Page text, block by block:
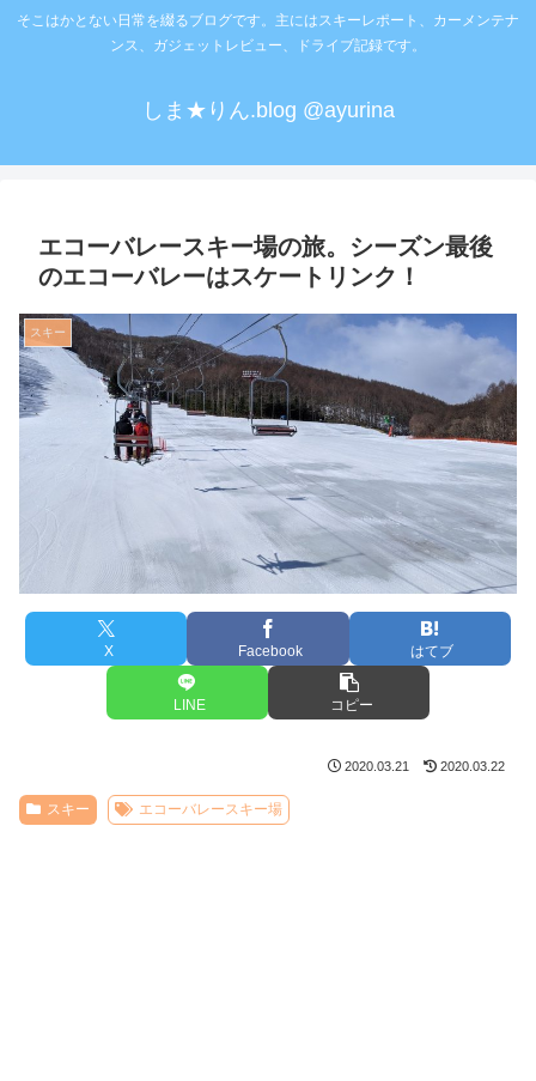
そこはかとない日常を綴るブログです。主にはスキーレポート、カーメンテナ
ンス、ガジェットレビュー、ドライブ記録です。
しま★りん.blog @ayurina
エコーバレースキー場の旅。シーズン最後
のエコーバレーはスケートリンク！
スキー
X Facebook はてブ
LINE コピー
2020.03.21 2020.03.22
スキー エコーバレースキー場